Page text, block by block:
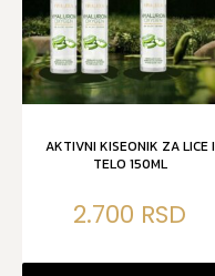
AKTIVNI KISEONIK ZA LICE I
TELO 150ML
2.700